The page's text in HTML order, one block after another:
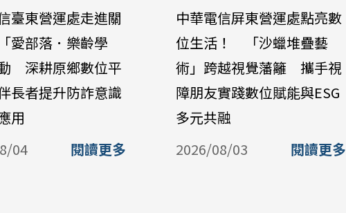
臺東營運處走進關
愛部落．樂齡學
深耕原鄉數位平
者提升防詐意識
用
04
閱讀更多
中華電信屏東營運處點亮數
位生活！ 「沙蠟堆疊藝
術」跨越視覺藩籬 攜手視
障朋友實踐數位賦能與ESG
多元共融
2026/08/03
閱讀更多